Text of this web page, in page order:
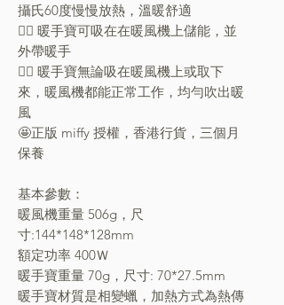
攝氏60度慢慢放熱，溫暖舒適
👍🏼 暖手寶可吸在在暖風機上儲能，並
外帶暖手
👍🏼 暖手寶無論吸在暖風機上或取下
來，暖風機都能正常工作，均勻吹出暖
風
🤩正版 miffy 授權，香港行貨，三個月
保養
基本參數：
暖風機重量 506g，尺
寸:144*148*128mm
額定功率 400Ｗ
暖手寶重量 70g，尺寸: 70*27.5mm
暖手寶材質是相變蠟，加熱方式為熱傳